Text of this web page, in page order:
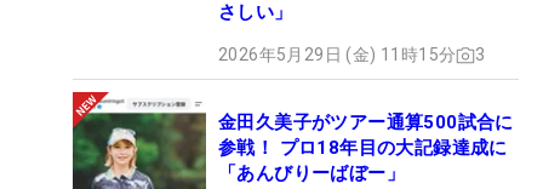
さしい」
2026年5月29日 (金) 11時15分 3
金田久美子がツアー通算500試合に
参戦！ プロ18年目の大記録達成に
「あんびりーばぼー」